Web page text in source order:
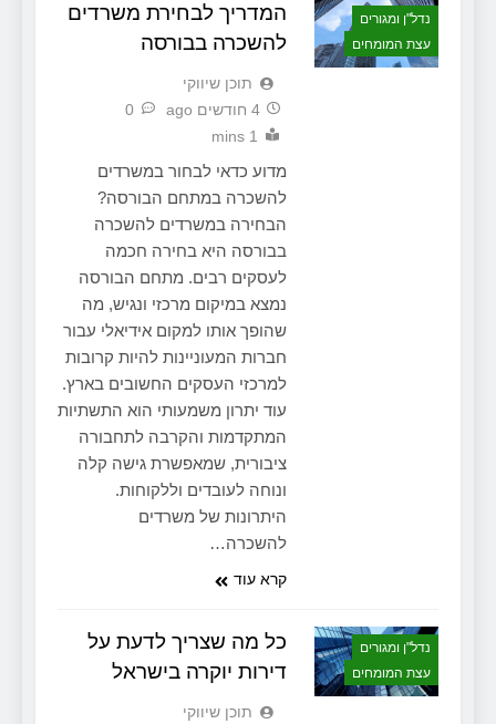
נדל"ן ומגורים
עצת המומחים
המדריך לבחירת משרדים
להשכרה בבורסה
תוכן שיווקי
4 חודשים ago
0
1 mins
מדוע כדאי לבחור במשרדים
להשכרה במתחם הבורסה?
הבחירה במשרדים להשכרה
בבורסה היא בחירה חכמה
לעסקים רבים. מתחם הבורסה
נמצא במיקום מרכזי ונגיש, מה
שהופך אותו למקום אידיאלי עבור
חברות המעוניינות להיות קרובות
למרכזי העסקים החשובים בארץ.
עוד יתרון משמעותי הוא התשתיות
המתקדמות והקרבה לתחבורה
ציבורית, שמאפשרת גישה קלה
ונוחה לעובדים וללקוחות.
היתרונות של משרדים
להשכרה…
קרא עוד
נדל"ן ומגורים
עצת המומחים
כל מה שצריך לדעת על
דירות יוקרה בישראל
תוכן שיווקי